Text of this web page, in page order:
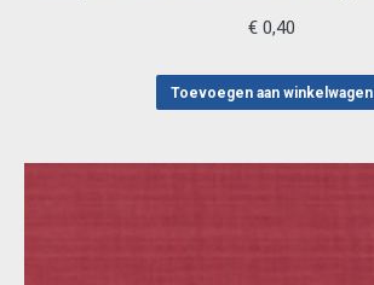
€0,40
Toevoegen aan winkelwagen